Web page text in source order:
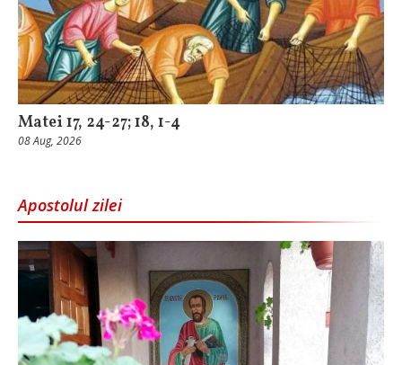
Matei 17, 24-27; 18, 1-4
08 Aug, 2026
Apostolul zilei